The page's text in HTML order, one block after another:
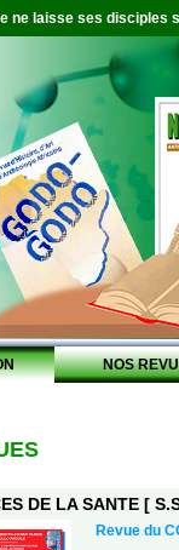
ne laisse ses disciples
NOS
DE LA SANTE [
Revue du